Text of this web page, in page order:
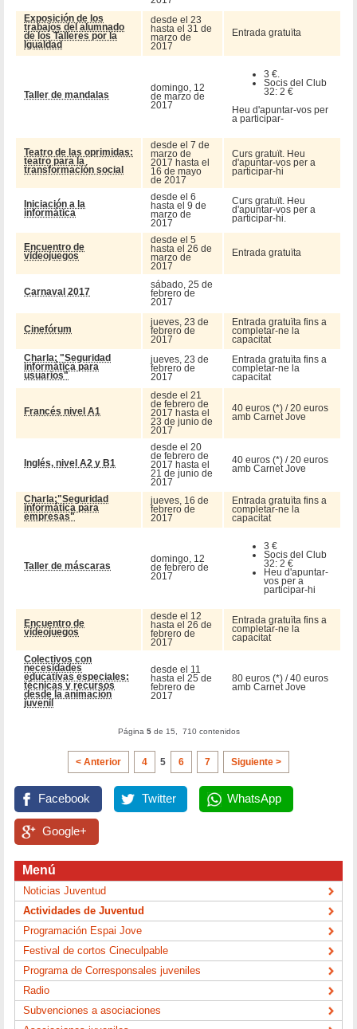
Exposición de los
trabajos del alumnado
de los Talleres por la
Igualdad
desde el 23
hasta el 31 de
marzo de
2017
Entrada gratuïta
Taller de mandalas
domingo, 12
de marzo de
2017
3 €.
Socis del Club
32: 2 €
Heu d'apuntar-vos per
a participar-
Teatro de las oprimidas:
teatro para la
transformación social
desde el 7 de
marzo de
2017 hasta el
16 de mayo
de 2017
Curs gratuït. Heu
d'apuntar-vos per a
participar-hi
Iniciación a la
informática
desde el 6
hasta el 9 de
marzo de
2017
Curs gratuït. Heu
d'apuntar-vos per a
participar-hi.
Encuentro de
videojuegos
desde el 5
hasta el 26 de
marzo de
2017
Entrada gratuïta
Carnaval 2017
sábado, 25 de
febrero de
2017
Cinefórum
jueves, 23 de
febrero de
2017
Entrada gratuïta fins a
completar-ne la
capacitat
Charla: "Seguridad
informática para
usuarios"
jueves, 23 de
febrero de
2017
Entrada gratuïta fins a
completar-ne la
capacitat
Francés nivel A1
desde el 21
de febrero de
2017 hasta el
23 de junio de
2017
40 euros (*) / 20 euros
amb Carnet Jove
Inglés, nivel A2 y B1
desde el 20
de febrero de
2017 hasta el
21 de junio de
2017
40 euros (*) / 20 euros
amb Carnet Jove
Charla:"Seguridad
informática para
empresas"
jueves, 16 de
febrero de
2017
Entrada gratuïta fins a
completar-ne la
capacitat
Taller de máscaras
domingo, 12
de febrero de
2017
3 €
Socis del Club
32: 2 €
Heu d'apuntar-
vos per a
participar-hi
Encuentro de
videojuegos
desde el 12
hasta el 26 de
febrero de
2017
Entrada gratuïta fins a
completar-ne la
capacitat
Colectivos con
necesidades
educativas especiales:
técnicas y recursos
desde la animación
juvenil
desde el 11
hasta el 25 de
febrero de
2017
80 euros (*) / 40 euros
amb Carnet Jove
Página 5de 15, 710 contenidos
< Anterior 4 5 6 7 Siguiente >
Facebook Twitter WhatsApp
Google+
Menú
Noticias Juventud
Actividades de Juventud
Programación Espai Jove
Festival de cortos Cineculpable
Programa de Corresponsales juveniles
Radio
Subvenciones a asociaciones